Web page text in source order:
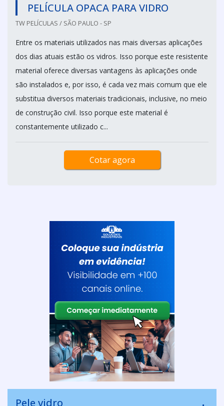
PELÍCULA OPACA PARA VIDRO
TW PELÍCULAS / SÃO PAULO - SP
Entre os materiais utilizados nas mais diversas aplicações
dos dias atuais estão os vidros. Isso porque este resistente
material oferece diversas vantagens às aplicações onde
são instalados e, por isso, é cada vez mais comum que ele
substitua diversos materiais tradicionais, inclusive, no meio
de construção civil. Isso porque este material é
constantemente utilizado c...
Cotar agora
Pele vidro